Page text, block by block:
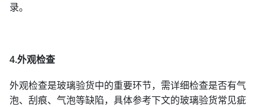
录。
4.外观检查
外观检查是玻璃验货中的重要环节，需详细检查是否有气
泡、刮痕、气泡等缺陷，具体参考下文的玻璃验货常见疵